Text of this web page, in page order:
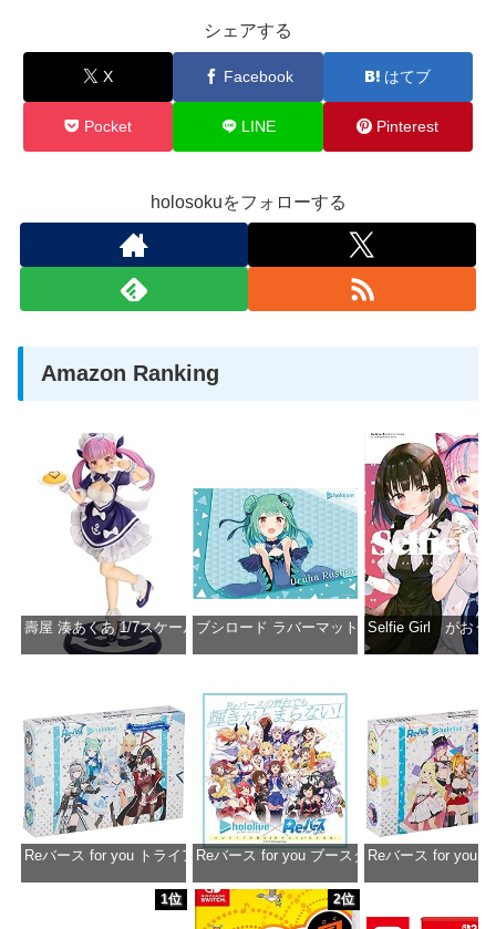
シェアする
X Facebook はてブ
Pocket LINE Pinterest
holosokuをフォローする
Amazon Ranking
壽屋 湊あくあ 1/7スケール PVC製 塗装済み完成品フィギュア PP942
ブシロード ラバーマットコレクション
Selfie Girl がおう
Reバース for you トライアルデッキ ホロライブプロダクション ver.ホロ
価格：¥1,650
Reバース for you ブースターパック ホロライ
価格：¥2,980
Reバース for you
1位 2位